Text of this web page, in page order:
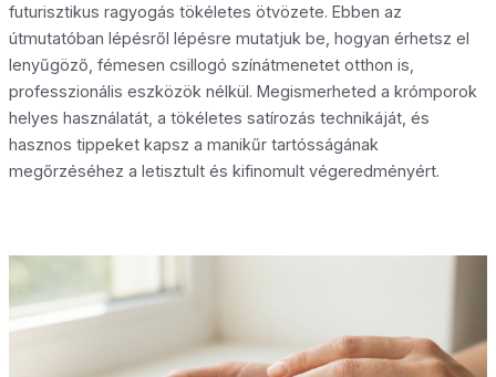
futurisztikus ragyogás tökéletes ötvözete. Ebben az
útmutatóban lépésről lépésre mutatjuk be, hogyan érhetsz el
lenyűgöző, fémesen csillogó színátmenetet otthon is,
professzionális eszközök nélkül. Megismerheted a krómporok
helyes használatát, a tökéletes satírozás technikáját, és
hasznos tippeket kapsz a manikűr tartósságának
megőrzéséhez a letisztult és kifinomult végeredményért.